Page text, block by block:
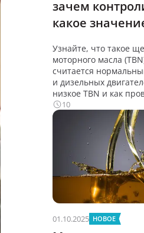
зачем
какое
Узнайте, что такое
моторного масла
считается
и дизельных
низкое TBN и как
10
01.10.2025 НОВОЕ